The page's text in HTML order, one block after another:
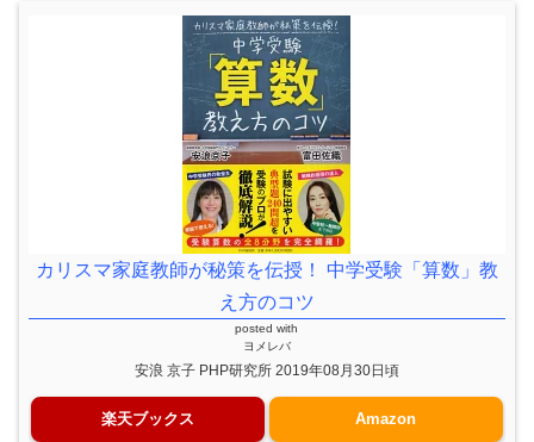
カリスマ家庭教師が秘策を伝授！ 中学受験「算数」教
え方のコツ
posted with
ヨメレバ
安浪 京子 PHP研究所 2019年08月30日頃
楽天ブックス Amazon